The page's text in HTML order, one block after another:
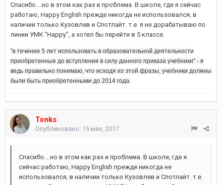
Спасибо....но в этом как раз и проблема. В школе, где я сейчас
работаю, Happy English прежде никогда не использовался, в
наличии только Кузовлев и Спотлайт. т.е. я не дорабатываю по
линии УМК "Happy", а хотел бы перейти в 5 классе.
"в течение 5 лет использовать в образовательной деятельности
приобретенные до вступления в силу данного приказа учебники" - я
ведь правильно понимаю, что исходя из этой фразы, учебники должны
были быть приобретенными до 2014 года.
Tonks
Опубликовано: 15 мая, 2017
Спасибо....но в этом как раз и проблема. В школе, где я
сейчас работаю, Happy English прежде никогда не
использовался, в наличии только Кузовлев и Спотлайт. т.е.